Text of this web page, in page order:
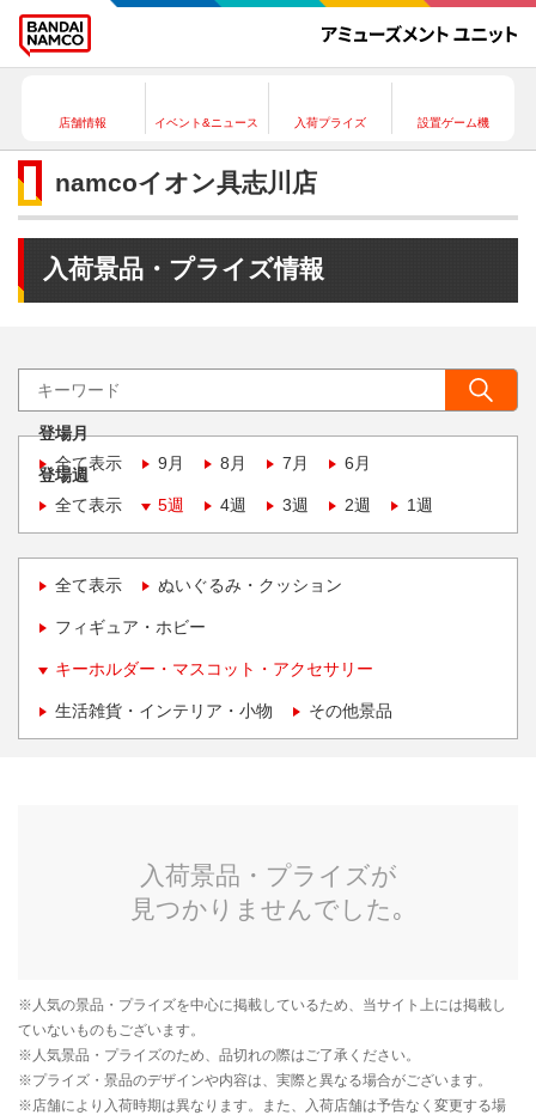
店舗情報 イベント&ニュース 入荷プライズ 設置ゲーム機
namcoイオン具志川店
入荷景品・プライズ情報
登場月
全て表示
9月 8月 7月 6月
登場週
全て表示
5週 4週 3週 2週 1週
全て表示 ぬいぐるみ・クッション
フィギュア・ホビー
キーホルダー・マスコット・アクセサリー
生活雑貨・インテリア・小物 その他景品